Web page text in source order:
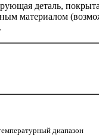
деталь,
материалом
диапазон